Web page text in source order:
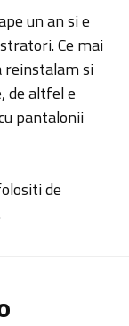
un an si e
Ce mai
reinstalam si
de altfel e
pantalonii
de